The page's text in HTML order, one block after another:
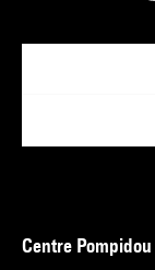
Centre Pompidou